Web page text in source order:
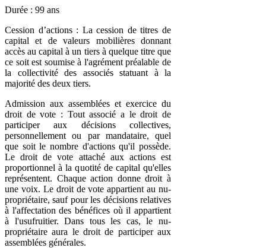
Durée : 99 ans
Cession d’actions : La cession de titres de
capital et de valeurs mobilières donnant
accès au capital à un tiers à quelque titre que
ce soit est soumise à l'agrément préalable de
la collectivité des associés statuant à la
majorité des deux tiers.
Admission aux assemblées et exercice du
droit de vote : Tout associé a le droit de
participer aux décisions collectives,
personnellement ou par mandataire, quel
que soit le nombre d'actions qu'il possède.
Le droit de vote attaché aux actions est
proportionnel à la quotité de capital qu'elles
représentent. Chaque action donne droit à
une voix. Le droit de vote appartient au nu-
propriétaire, sauf pour les décisions relatives
à l'affectation des bénéfices où il appartient
à l'usufruitier. Dans tous les cas, le nu-
propriétaire aura le droit de participer aux
assemblées générales.